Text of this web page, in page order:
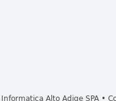
Alto Adige SPA •